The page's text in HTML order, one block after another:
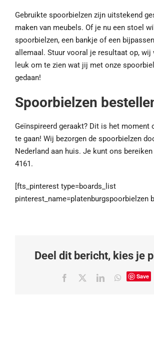
Gebruikte spoorbielzen zijn uitstekend
maken van meubels. Of je nu een stoel
spoorbielzen, een bankje of een
allemaal. Stuur vooral je resultaat op, wij
leuk om te zien wat jij met onze
gedaan!
Spoorbielzen
Geïnspireerd geraakt? Dit is het moment
te gaan! Wij bezorgen de spoorbielzen
Nederland aan huis. Je kunt ons
4161.
[fts_pinterest type=boards_list
pinterest_name=platenburgspoorbielzen
Deel dit bericht, kies je
Facebook LinkedInWhatsApp
Save